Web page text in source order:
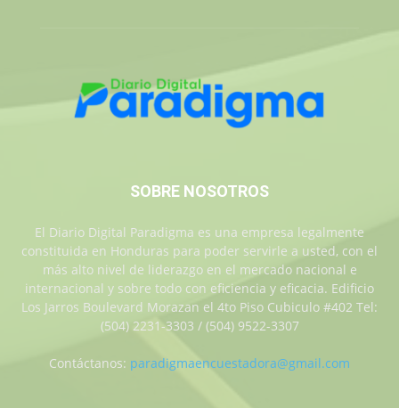
SOBRE NOSOTROS
El Diario Digital Paradigma es una empresa legalmente
constituida en Honduras para poder servirle a usted, con el
más alto nivel de liderazgo en el mercado nacional e
internacional y sobre todo con eficiencia y eficacia. Edificio
Los Jarros Boulevard Morazan el 4to Piso Cubiculo #402 Tel:
(504) 2231-3303 / (504) 9522-3307
Contáctanos: paradigmaencuestadora@gmail.com